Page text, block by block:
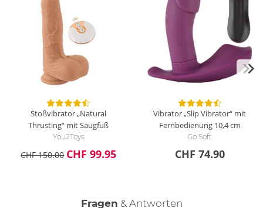
Stoßvibrator „Natural
Thrusting“ mit Saugfuß
You2Toys
CHF 150.00 CHF 99.95
Vibrator „Slip Vibrator“ mit
Fernbedienung 10,4 cm
Go Soft
CHF 74.90
Fragen & Antworten